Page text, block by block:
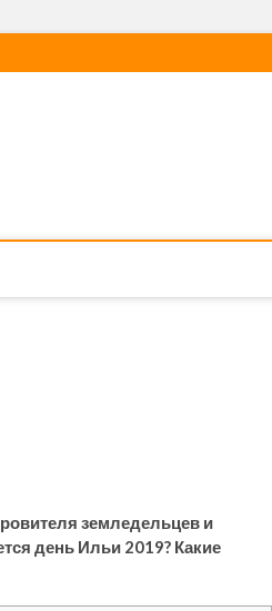
земледельцев и
день Ильи 2019? Какие